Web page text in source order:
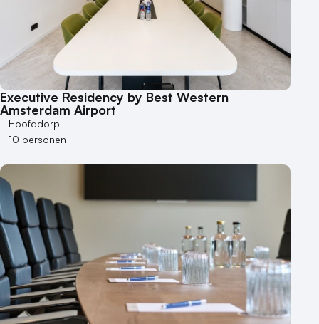
Executive Residency by Best Western
Amsterdam Airport
Hoofddorp
10 personen